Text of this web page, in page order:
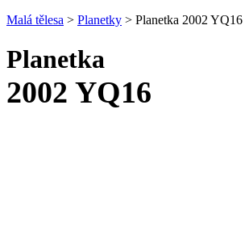
Malá tělesa > Planetky > Planetka 2002 YQ16
Planetka
2002 YQ16